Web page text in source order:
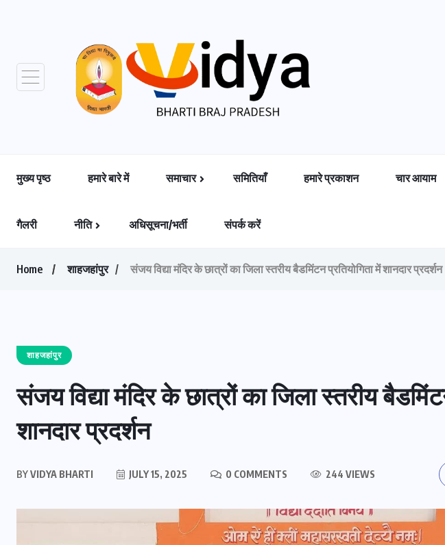
मुख्य पृष्ठ हमारे बारे में समाचार समितियाँ हमारे प्रकाशन चार आयाम
गैलरी नीति अधिसूचना/भर्ती संपर्क करें
Home शाहजहांपुर संजय विद्या मंदिर के छात्रों का जिला स्तरीय बैडमिंटन प्रतियोगिता में शानदार प्रदर्शन
शाहजहांपुर
संजय विद्या मंदिर के छात्रों का जिला स्तरीय
शानदार प्रदर्शन
BYVIDYA BHARTI JULY 15, 2025 0 COMMENTS 244 VIEWS